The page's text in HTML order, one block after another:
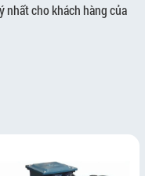
nhất cho khách hàng của